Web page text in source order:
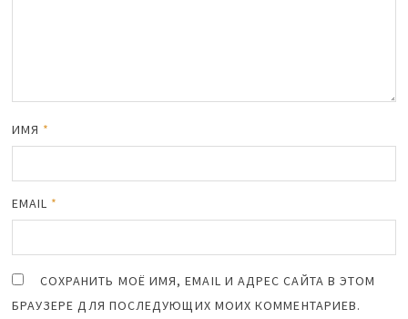
ИМЯ *
EMAIL *
СОХРАНИТЬ МОЁ ИМЯ, EMAIL И АДРЕС САЙТА В ЭТОМ
БРАУЗЕРЕ ДЛЯ ПОСЛЕДУЮЩИХ МОИХ КОММЕНТАРИЕВ.